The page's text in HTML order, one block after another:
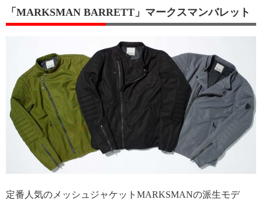
「MARKSMAN BARRETT」マークスマンバレット
定番人気のメッシュジャケットMARKSMANの派生モデ